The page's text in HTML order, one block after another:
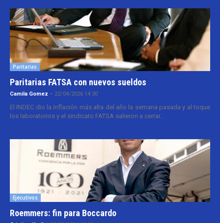
Paritarias
Paritarias FATSA con nuevos sueldos
Camila Gomez - 22/04/2026 14:30
El INDEC dio la inflación más alta del año la semana pasada y al toque
los laboratorios y el sindicato FATSA salieron a cerrar...
Ejecutivos
Roemmers: fin para Boccardo